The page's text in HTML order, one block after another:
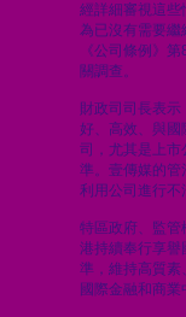
經詳細審視這些
為已沒有需要繼
《公司條例》
關調查。
財政司司長表
好、高效、與國
司，尤其是上市
準。壹傳媒的管
利用公司進行不
特區政府、監管
港持續奉行享譽
準，維持高質素
國際金融和商